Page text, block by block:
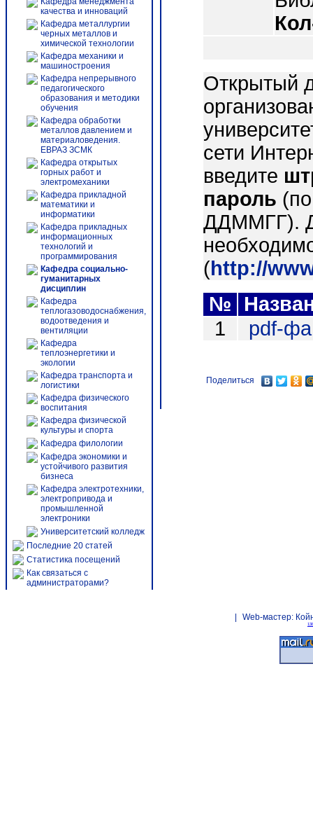
качества и инноваций
Кафедра металлургии
черных металлов и
химической технологии
Кафедра механики и
машиностроения
Кафедра непрерывного
педагогического
образования и методики
обучения
Кафедра обработки
металлов давлением и
материаловедения.
ЕВРАЗ ЗСМК
Кафедра открытых
горных работ и
электромеханики
Кафедра прикладной
математики и
информатики
Кафедра прикладных
информационных
технологий и
программирования
Кафедра социально-
гуманитарных
дисциплин
Кафедра
теплогазоводоснабжения,
водоотведения и
вентиляции
Кафедра
теплоэнергетики и
экологии
Кафедра транспорта и
логистики
Кафедра физического
воспитания
Кафедра физической
культуры и спорта
Кафедра филологии
Кафедра экономики и
устойчивого развития
бизнеса
Кафедра электротехники,
электропривода и
промышленной
электроники
Университетский колледж
Последние 20 статей
Статистика посещений
Как связаться с
администраторами?
Открытый
сети
введите
пароль
ДДММГГ).
(http://
№
1
pdf-
Поделиться
Web-мастер: